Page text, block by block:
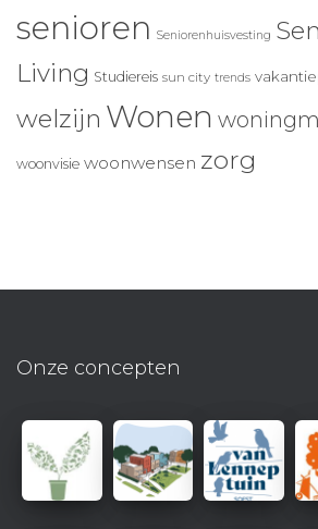
senioren Seniorenhuisvesting
Living Studiereis sun city trends
welzijn Wonen
woonvisie woonwensen zorg
Onze concepten